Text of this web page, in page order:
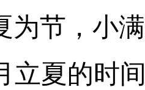
为节，小
立夏的时